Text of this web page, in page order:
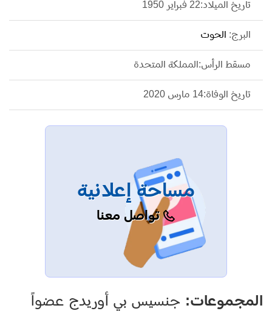
تاريخ الميلاد:22 فبراير 1950
البرج: الحوت
مسقط الرأس:المملكة المتحدة
تاريخ الوفاة:14 مارس 2020
مساحة إعلانية
تواصل معنا
المجموعات: جنسيس بي أوريدج عضواً